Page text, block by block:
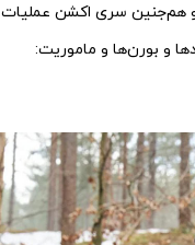
و هم‌جنین سری اکشن عملیات
و بورن‌ها و ماموریت: